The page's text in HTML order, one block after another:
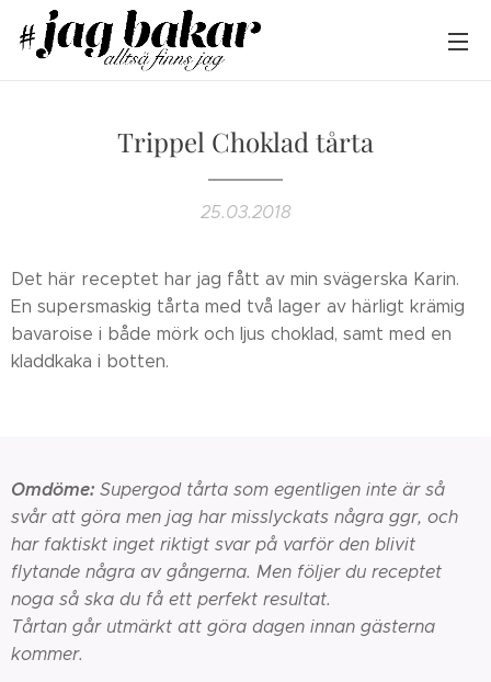
Trippel Choklad tårta
25.03.2018
Det här receptet har jag fått av min svägerska Karin.
En supersmaskig tårta med två lager av härligt krämig
bavaroise i både mörk och ljus choklad, samt med en
kladdkaka i botten.
Omdöme: Supergod tårta som egentligen inte är så
svår att göra men jag har misslyckats några ggr, och
har faktiskt inget riktigt svar på varför den blivit
flytande några av gångerna. Men följer du receptet
noga så ska du få ett perfekt resultat.
Tårtan går utmärkt att göra dagen innan gästerna
kommer.